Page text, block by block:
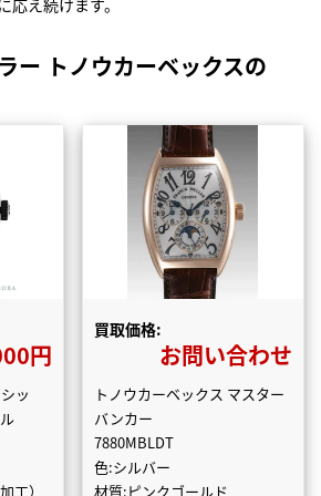
え続けます。
ー トノウカーベックスの
円
ッ
工）
買取価格:
お問い合わせ
トノウカーベックス マスター
バンカー
7880MBLDT
色:シルバー
材質:ピンクゴールド